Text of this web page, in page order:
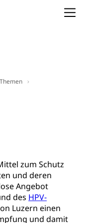
Themen
zum Schutz
und deren
Angebot
des HPV-
Luzern einen
und damit
hslu
Schweizer
Kinderhort,
Einfuhr,